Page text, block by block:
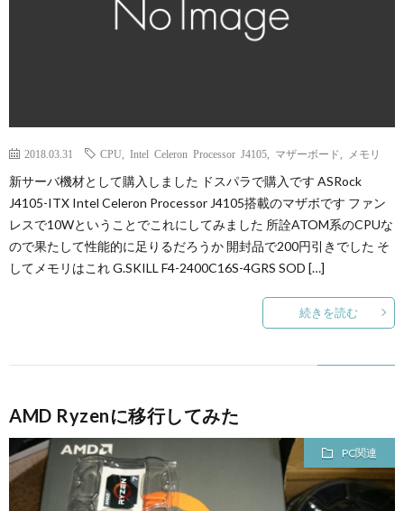
2018.03.31 CPU Intel Celeron Processor J4105 マザーボード メモリ
新サーバ機材として購入しました ドスパラで購入です ASRock
J4105-ITX Intel Celeron Processor J4105搭載のマザボです ファン
レスで10Wということでこれにしてみました 所詮ATOM系のCPUな
ので果たして性能的に足りるだろうか 開封品で200円引きでした そ
してメモリはこれ G.SKILL F4-2400C16S-4GRS SOD […]
続きを読む
AMD Ryzenに移行してみた
PC関連